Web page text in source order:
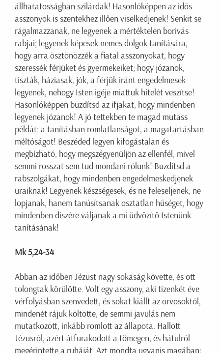
állhatatosságban szilárdak! Hasonlóképpen az idős
asszonyok is szentekhez illően viselkedjenek! Senkit se
rágalmazzanak, ne legyenek a mértéktelen borivás
rabjai; legyenek képesek nemes dolgok tanítására,
hogy arra ösztönözzék a fiatal asszonyokat, hogy
szeressék férjüket és gyermekeiket; hogy józanok,
tiszták, háziasak, jók, a férjük iránt engedelmesek
legyenek, nehogy Isten igéje miattuk hitelét veszítse!
Hasonlóképpen buzdítsd az ifjakat, hogy mindenben
legyenek józanok! A jó tettekben te magad mutass
példát: a tanításban romlatlanságot, a magatartásban
méltóságot! Beszéded legyen kifogástalan és
megbízható, hogy megszégyenüljön az ellenfél, mivel
semmi rosszat sem tud mondani rólunk! Buzdítsd a
rabszolgákat, hogy mindenben engedelmeskedjenek
uraiknak! Legyenek készségesek, és ne feleseljenek, ne
lopjanak, hanem tanúsítsanak osztatlan hűséget, hogy
mindenben díszére váljanak a mi üdvözítő Istenünk
tanításának!
Mk 5,24-34
Abban az időben Jézust nagy sokaság követte, és ott
tolongtak körülötte. Volt egy asszony, aki tizenkét éve
vérfolyásban szenvedett, és sokat kiállt az orvosoktól,
mindenét rájuk költötte, de semmi javulás nem
mutatkozott, inkább romlott az állapota. Hallott
Jézusról, azért átfurakodott a tömegen, és hátulról
megérintette a ruháját. Azt mondta ugyanis magában: